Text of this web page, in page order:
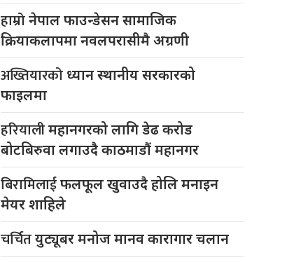
हाम्रोनेपाल फाउन्डेसन सामाजिक
क्रियाकलापमा नवलपरासीमै अग्रणी
अख्तियारको ध्यान स्थानीय सरकारको
फाइलमा
हरियालीमहानगरको लागि डेढ करोड
बोटबिरुवा लगाउदै काठमाडौं महानगर
बिरामिलाईफलफूल खुवाउदै होलि मनाइन
मेयर शाहिले
चर्चितयुट्यूबर मनोज मानव कारागार चलान